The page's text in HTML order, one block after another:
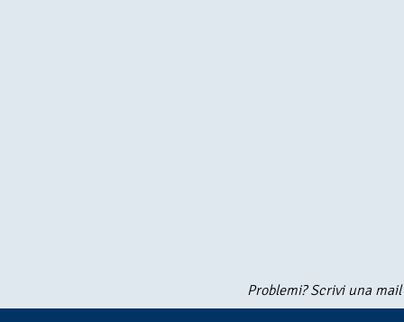
Problemi? Scrivi una